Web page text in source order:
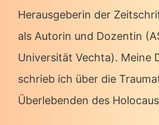
Herausgeberin der
als Autorin und Dozentin
Universität Vechta). Meine
schrieb ich über die
Überlebenden des